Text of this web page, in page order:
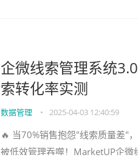
企微线索管理系统
索转化率实测
数据管理 • 2025-04-03 12:40:59
🔥 当70%销售抱怨"线索质量差"
被低效管理吞噬！MarketUP企微